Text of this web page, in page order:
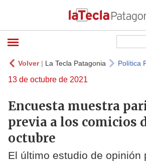
Volver| La Tecla Patagonia Política
13 de octubre de 2021
Encuesta muestra
previa a los comicios
octubre
El último estudio de opinión